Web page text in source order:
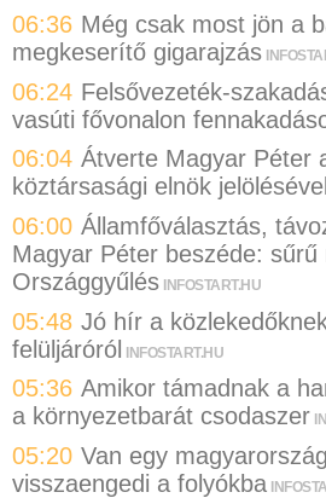
06:36 Még csak most jön a
megkeserítő gigarajzás
06:24 Felsővezeték-
vasúti fővonalon
06:04 Átverte Magyar Péter
köztársasági elnök
06:00 Államfőválasztás,
Magyar Péter beszéde: sűrű
Országgyűlés INFOSTART.HU
05:48 Jó hír a
felüljáróról INFOSTART.HU
05:36 Amikor támadnak a
a környezetbarát csodaszer
05:20 Van egy
visszaengedi a folyókba